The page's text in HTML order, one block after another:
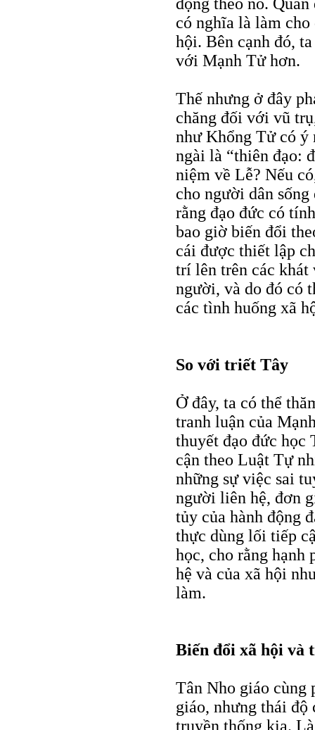
có nghĩa là làm cho
hội. Bên cạnh đó,
với Mạnh Tử hơn.
Thế nhưng ở đây
chăng đối với vũ
như Khổng Tử có ý
ngài là “thiên đạo:
niệm về Lễ? Nếu
cho người dân
rằng đạo đức có
bao giờ biến đổi
cái được thiết lập
trí lên trên các khát
người, và do đó có
các tình huống xã
So với triết Tây
Ở đây, ta có thể
tranh luận của
thuyết đạo đức học
cận theo Luật Tự
những sự việc sai
người liên hệ, đơn
tủy của hành động
thực dùng lối tiếp
học, cho rằng hạnh
hệ và của xã hội
làm.
Biến đổi xã hội và
Tân Nho giáo cùng
giáo, nhưng thái độ
truyền thống kia.